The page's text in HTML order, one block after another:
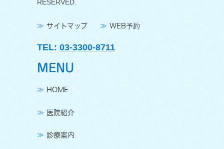
RESERVED.
サイトマップ WEB予約
TEL: 03-3300-8711
MENU
HOME
医院紹介
診療案内